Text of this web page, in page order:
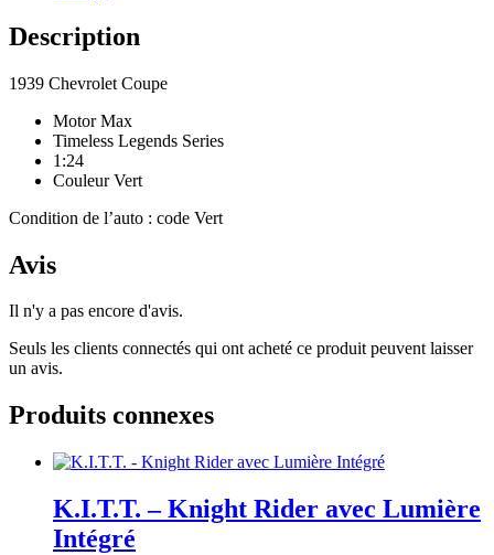
Description
1939 Chevrolet Coupe
Motor Max
Timeless Legends Series
1:24
Couleur Vert
Condition de l’auto : code Vert
Avis
Il n'y a pas encore d'avis.
Seuls les clients connectés qui ont acheté ce produit peuvent laisser
un avis.
Produits connexes
K.I.T.T. – Knight Rider avec Lumière
Intégré